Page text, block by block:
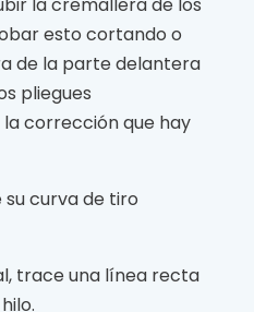
la cremallera de los
esto cortando o
de la parte delantera
pliegues
corrección que hay
curva de tiro
trace una línea recta